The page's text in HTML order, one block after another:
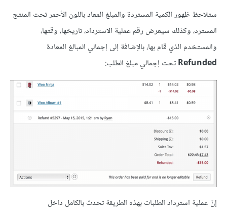
ستلاحظ ظهور الكمية المستردة والمبلغ المعاد باللون الأحمر تحت المنتج
المسترد، وكذلك سيعرض رقم عملية الاسترداد، تاريخها، وقتها،
والمستخدم الذي قام بها، بالإضافة إلى إجمالي المبالغ المعادة
Refundedتحت إجمالي مبلغ الطلب:
إنّ عملية استرداد الطلبات بهذه الطريقة تحدث بالكامل داخل